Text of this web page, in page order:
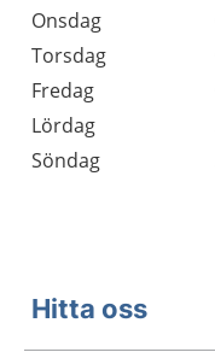
Onsdag
Torsdag
Fredag
Lördag
Söndag
Hitta oss